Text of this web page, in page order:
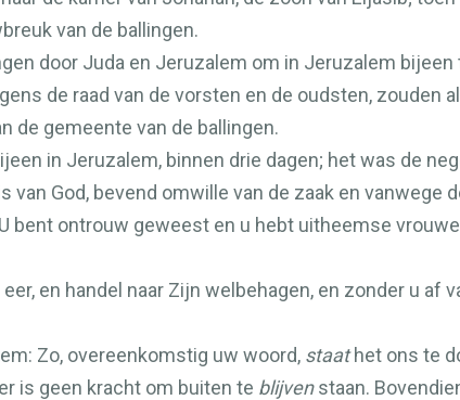
van de ballingen.
door Juda en Jeruzalem om in Jeruzalem bijeen
de raad van de vorsten en de oudsten, zouden
de gemeente van de ballingen.
in Jeruzalem, binnen drie dagen; het was de
God, bevend omwille van de zaak en vanwege
bent ontrouw geweest en u hebt uitheemse
en handel naar Zijn welbehagen, en zonder u af
Zo, overeenkomstig uw woord, staathet ons te
is geen kracht om buiten te blijvenstaan.